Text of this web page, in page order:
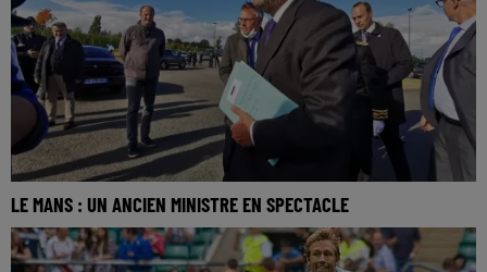
LE MANS : UN ANCIEN MINISTRE EN SPECTACLE